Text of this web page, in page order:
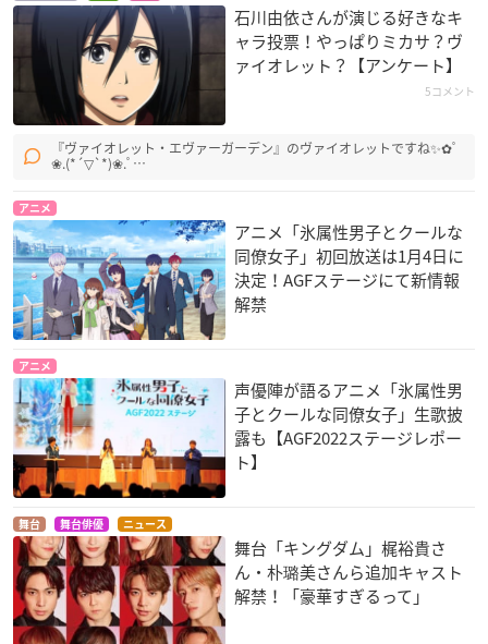
劇場版 ヴァイオレッ
ト・エヴァーガーデ
ン
ヴァイオレット・エ
ヴァーガーデン
進撃の巨人〜クロニ
ン（ナレーション）
蒼穹のファフナー T
話）
キミだけにモテたい
んだ。
堀ノ宮早紀子
HE BEYOND（第一
話・第二話・第三
話）
水鏡美三香
高砂智恵
劇場版「進撃の巨
石川由依さんが演じる好きなキ
ャラ投票！やっぱりミカサ？ヴ
ァイオレット？【アンケート】
5コメント
『ヴァイオレット・エヴァーガーデン』のヴァイオレットですね✨✿ﾟ
❀.(*´▽`*)❀.ﾟ…
アニメ
アニメ「氷属性男子とクールな
同僚女子」初回放送は1月4日に
決定！AGFステージにて新情報
解禁
アニメ
声優陣が語るアニメ「氷属性男
子とクールな同僚女子」生歌披
露も【AGF2022ステージレポー
ト】
舞台 舞台俳優 ニュース
舞台「キングダム」梶裕貴さ
ん・朴璐美さんら追加キャスト
解禁！「豪華すぎるって」